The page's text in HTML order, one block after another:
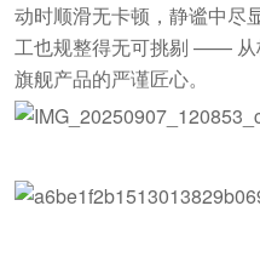
动时顺滑无卡顿，静谧中尽
工也规整得无可挑剔 —— 从
旗舰产品的严谨匠心。